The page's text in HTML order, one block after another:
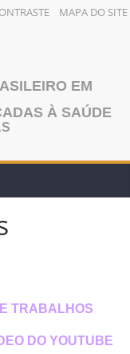
MAPA DO SITE
EM
À SAÚDE
TRABALHOS
DO YOUTUBE